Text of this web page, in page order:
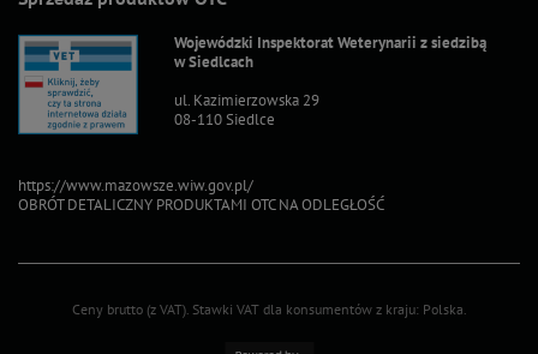
Wojewódzki Inspektorat Weterynarii z siedzibą
w Siedlcach
ul. Kazimierzowska 29
08-110 Siedlce
https://www.mazowsze.wiw.gov.pl/
OBRÓT DETALICZNY PRODUKTAMI OTC NA ODLEGŁOŚĆ
Ceny brutto (z VAT). Stawki VAT dla konsumentów z kraju: Polska